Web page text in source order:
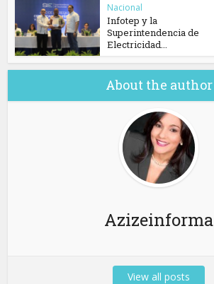
Nacional
Infotep y la
Superintendencia de
Electricidad...
About the author
Azizeinforma
View all posts